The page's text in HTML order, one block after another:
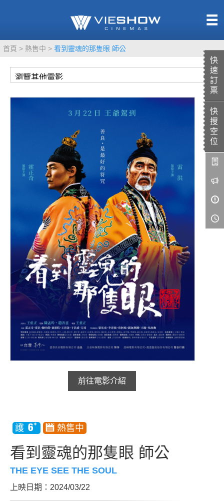
快
速
訂
票
快
搜
空
位
首頁 熱售中 看到靈魂的那隻眼 師公
前往電影介紹
看到靈魂的那隻眼 師公
THE EYE SEE THE SOUL
上映日期：2024/03/22
熱售中
TITAN SCREEN
VR 演唱會
GOLD CLASS
AD口述影像
LIVE演唱會
影城餐飲
影城公告
影城活動
中獎名單
合作夥伴
會員Q&A